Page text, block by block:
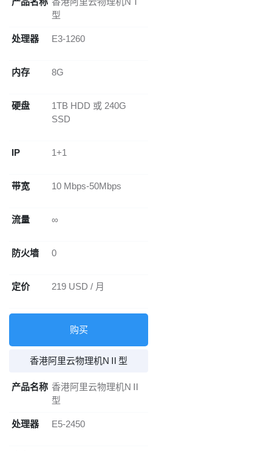
型
处理器 E3-1260
内存 8G
硬盘
1TB HDD 或 240G
SSD
IP 1+1
带宽 10 Mbps-50Mbps
流量 ∞
防火墙 0
定价 219 USD / 月
购买
香港阿里云物理机NⅡ型
产品名称 香港阿里云物理机NⅡ
型
处理器 E5-2450